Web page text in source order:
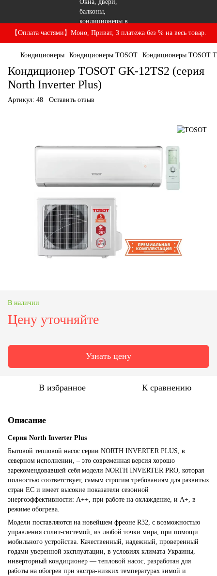
【Оплата частями】Моно, Приват, 3 платежа без % на весь товар.
Кондиционеры Кондиционеры TOSOT Кондиционеры TOSOT
Кондиционер TOSOT GK-12TS2 (серия
North Inverter Plus)
Артикул: 48 Оставить отзыв
В наличии
Цену уточняйте
Узнать цену
В избранное К сравнению
Описание
Серия North Inverter Plus
Бытовой тепловой насос серии NORTH INVERTER PLUS, в
северном исполнении, – это современная версия хорошо
зарекомендовавшей себя модели NORTH INVERTER PRO, которая
полностью соответствует, самым строгим требованиям для развитых
стран ЕС и имеет высокие показатели сезонной
энергоэффективности: А++, при работе на охлаждение, и A+, в
режиме обогрева.
Модели поставляются на новейшем фреоне R32, с возможностью
управления сплит-системой, из любой точки мира, при помощи
мобильного устройства. Качественный, надежный, проверенный
годами уверенной эксплуатации, в условиях климата Украины,
инверторный кондиционер — тепловой насос, разработан для
работы на обогрев при экстра-низких температурах зимой и